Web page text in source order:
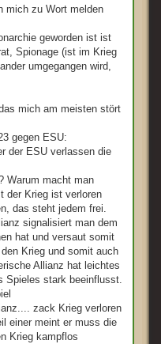
mich zu Wort melden
geworden ist ist
Spionage (ist im Krieg
umgegangen wird,
mich am meisten stört
gegen ESU:
der ESU verlassen die
Warum macht man
der Krieg ist verloren
das steht jedem frei.
signalisiert man dem
hat und versaut somit
Krieg und somit auch
Allianz hat leichtes
Spieles stark beeinflusst.
zack Krieg verloren
einer meint er muss die
Krieg kampflos